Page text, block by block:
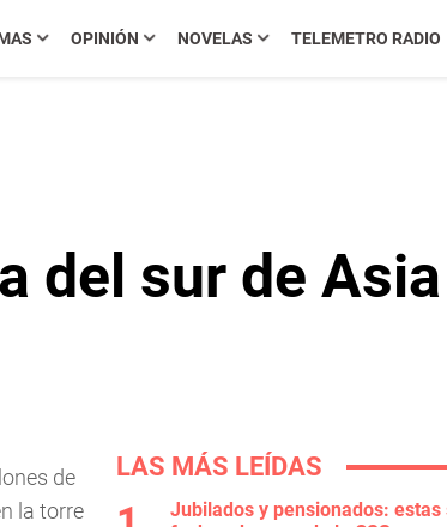
OPINIÓN NOVELAS TELEMETRO RADIO
del sur de Asia
de
la torre
LAS MÁS LEÍDAS
Jubilados y pensionados: